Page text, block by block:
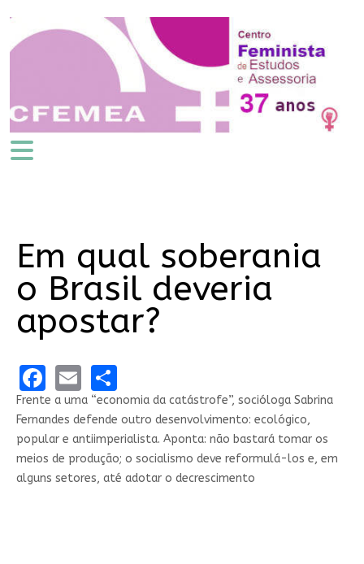
Em qual soberania
o Brasil deveria
apostar?
Facebook
EmailShare
Frente a uma “economia da catástrofe”, socióloga Sabrina
Fernandes defende outro desenvolvimento: ecológico,
popular e antiimperialista. Aponta: não bastará tomar os
meios de produção; o socialismo deve reformulá-los e, em
alguns setores, até adotar o decrescimento